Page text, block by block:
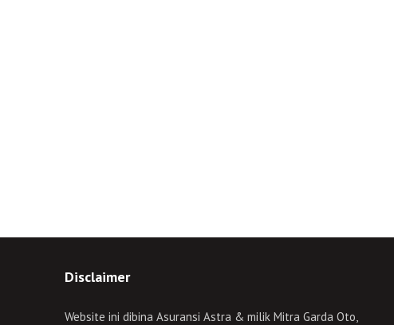
Disclaimer
Website ini dibina Asuransi Astra & milik Mitra Garda Oto,